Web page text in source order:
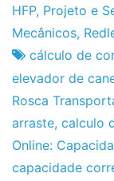
2024
HFP, Projeto e
Mecânicos,
cálculo de
elevador de
Rosca
arraste, calculo
Online:
capacidade